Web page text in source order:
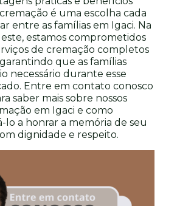
é uma escolha cada
entre as famílias em Igaci. Na
estamos comprometidos
de cremação completos
que as famílias
necessário durante esse
Entre em contato conosco
saber mais sobre nossos
em Igaci e como
lo a honrar a memória de seu
dignidade e respeito.